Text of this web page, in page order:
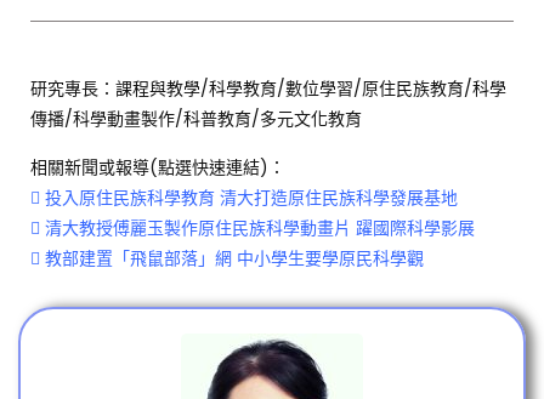
[週日閱讀科學大師2022.10.02]沒有人的保育
區有甚麼？ 水下攝影機在望海巷潮境海灣海洋
保育區的應用
[週日閱讀科學大師2022.09.25]屎尿物理學
1.4K 17
7
研究專長：課程與教學/科學教育/數位學習/原住民族教育/科學
傳播/科學動畫製作/科普教育/多元文化教育
相關新聞或報導(點選快速連結)：
 投入原住民族科學教育 清大打造原住民族科學發展基地
 清大教授傅麗玉製作原住民族科學動畫片 躍國際科學影展
 教部建置「飛鼠部落」網 中小學生要學原民科學觀